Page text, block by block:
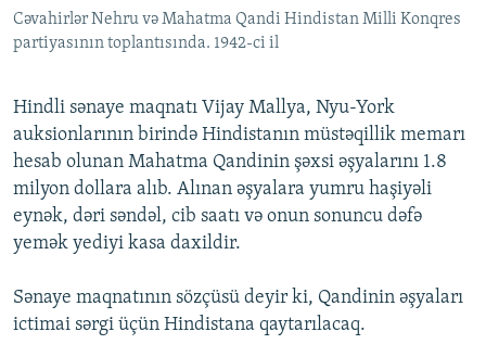
İZ - MƏDƏNIYYƏT PROQRAMI
MATERIALLARIMIZDAN ISTIFADƏ
BIZIMLƏ ƏLAQƏ
XƏBƏR BÜLLETENLƏRIMIZ
Cəvahirlər Nehru və Mahatma Qandi Hindistan Milli Konqres
partiyasının toplantısında. 1942-ci il
Hindli sənaye maqnatı Vijay Mallya, Nyu-York
auksionlarının birində Hindistanın müstəqillik memarı
hesab olunan Mahatma Qandinin şəxsi əşyalarını 1.8
milyon dollara alıb. Alınan əşyalara yumru haşiyəli
eynək, dəri səndəl, cib saatı və onun sonuncu dəfə
yemək yediyi kasa daxildir.
Sənaye maqnatının sözçüsü deyir ki, Qandinin əşyaları
ictimai sərgi üçün Hindistana qaytarılacaq.